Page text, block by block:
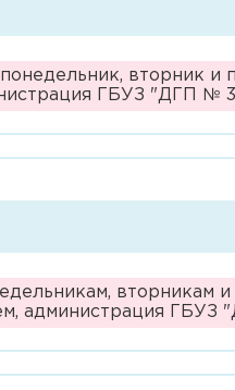
вторник и
ГБУЗ "ДГП №
вторникам
администрация